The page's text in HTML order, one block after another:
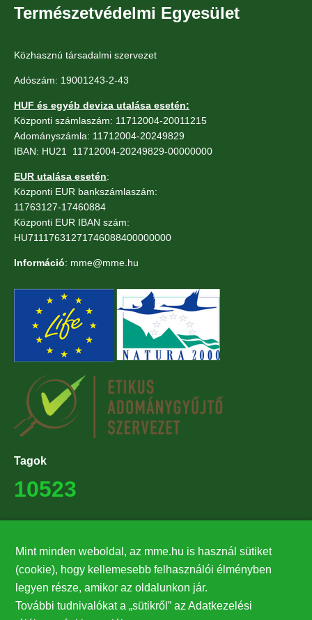
Természetvédelmi Egyesület
Közhasznú társadalmi szervezet
Adószám: 19001243-2-43
HUF és egyéb deviza utalása esetén:
Központi számlaszám: 11712004-20011215
Adományszámla: 11712004-20249829
IBAN: HU21 11712004-20249829-00000000
EUR utalása esetén:
Központi EUR bankszámlaszám:
11763127-17460884
Központi EUR IBAN szám:
HU71117631271746088400000000
Információ: mme@mme.hu
Tagok
10523
27224
Hírlevél feliratkozás
Mint minden weboldal, az mme.hu is használ sütiket
(cookie), hogy kellemesebb felhasználói élményben
legyen része, amikor az oldalunkon jár.
További tudnivalókat a „sütikről” az Adatkezelési